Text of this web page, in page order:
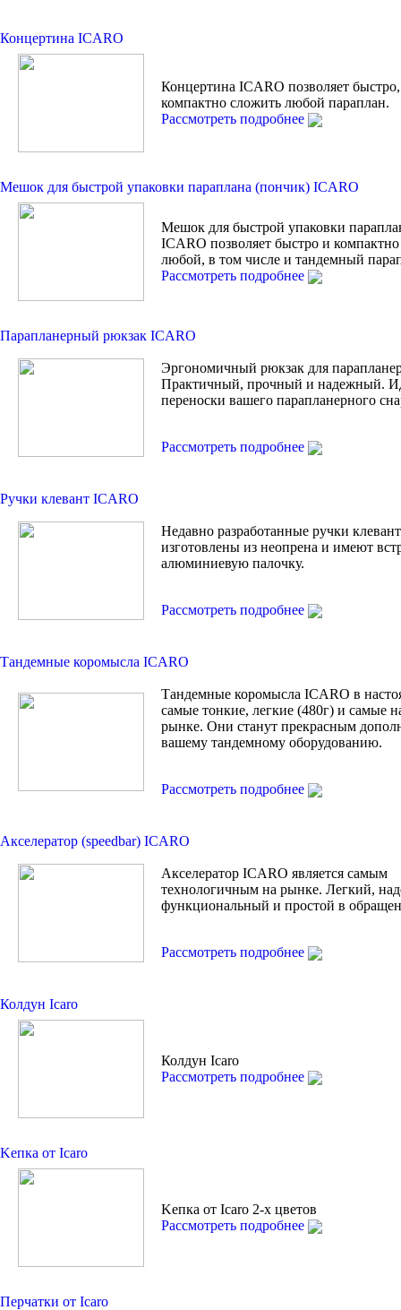
Концертина ICARO
Концертина ICARO позволяет
компактно сложить любой параплан.
Рассмотреть подробнее
Мешок для быстрой упаковки параплана (пончик) ICARO
Мешок для быстрой упаковки
ICARO позволяет быстро и
любой, в том числе и тандемный
Рассмотреть подробнее
Парапланерный рюкзак ICARO
Эргономичный рюкзак для
Практичный, прочный и надежный.
переноски вашего парапланерного
Рассмотреть подробнее
Ручки клевант ICARO
Недавно разработанные ручки
изготовлены из неопрена и имеют
алюминиевую палочку.
Рассмотреть подробнее
Тандемные коромысла ICARO
Тандемные коромысла ICARO в
самые тонкие, легкие (480г) и самые
рынке. Они станут прекрасным
вашему тандемному оборудованию.
Рассмотреть подробнее
Акселератор (speedbar) ICARO
Акселератор ICARO является самым
технологичным на рынке. Легкий,
функциональный и простой в
Рассмотреть подробнее
Колдун Icaro
Колдун Icaro
Рассмотреть подробнее
Kепкa от Icaro
Kепкa от Icaro 2-х цветов
Рассмотреть подробнее
Перчатки от Icaro